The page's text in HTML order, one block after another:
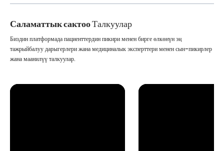
Саламаттык сактооТалкуулар
Биздин платформада пациенттердин пикири менен бирге өлкөнүн эң
тажрыйбалуу дарыгерлери жана медициналык эксперттери менен сын-пикирлер
жана маанилүү талкуулар.